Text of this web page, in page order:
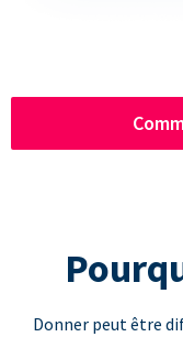
Donner peut être